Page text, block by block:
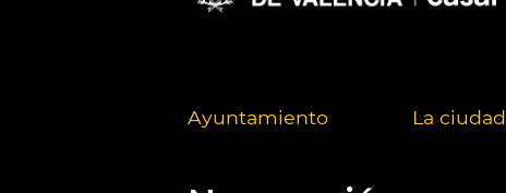
Ayuntamiento La ciudad